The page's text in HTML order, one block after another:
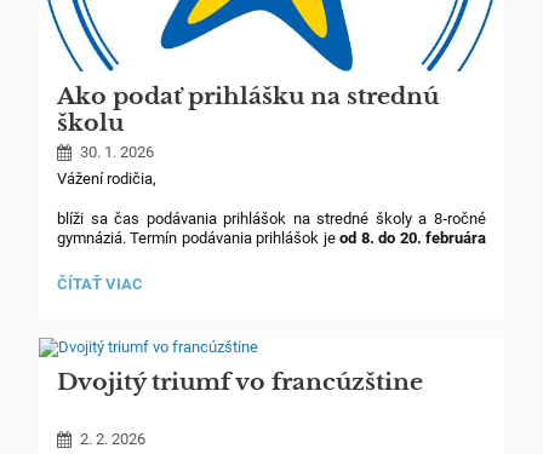
Ako podať prihlášku na strednú
školu
30. 1. 2026
Vážení rodičia,
blíži sa čas podávania prihlášok na stredné školy a 8‑ročné
gymnáziá. Termín podávania prihlášok jeod 8. do 20. februára
proces.
AKO
STREDNÚ
ŠKOLU:
ČÍTAŤ VIAC
Dvojitý triumf vo francúzštine
2. 2. 2026